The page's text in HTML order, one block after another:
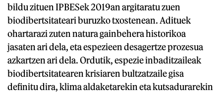
bildu zituen IPBESek 2019an argitaratu zuen
biodibertsitateari buruzko txostenean. Adituek
ohartarazi zuten natura gainbehera historikoa
jasaten ari dela, eta espezieen desagertze prozesua
azkartzen ari dela. Ordutik, espezie inbaditzaileak
biodibertsitatearen krisiaren bultzatzaile gisa
definitu dira, klima aldaketarekin eta kutsadurarekin